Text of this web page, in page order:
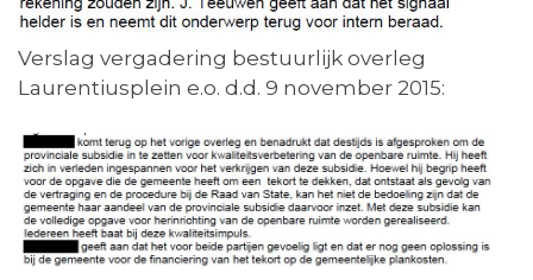
Verslag vergadering bestuurlijk overleg
Laurentiusplein e.o. d.d. 9 november 2015: